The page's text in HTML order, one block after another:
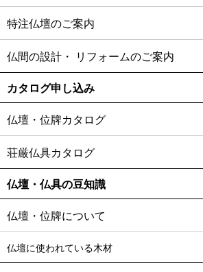
特注仏壇のご案内
仏間の設計・ リフォームのご案内
カタログ申し込み
仏壇・位牌カタログ
荘厳仏具カタログ
仏壇・仏具の豆知識
仏壇・位牌について
仏壇に使われている木材